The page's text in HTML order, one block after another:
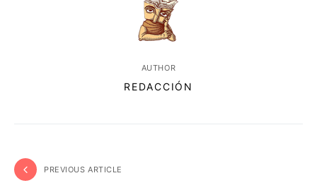
AUTHOR
REDACCIÓN
PREVIOUS ARTICLE